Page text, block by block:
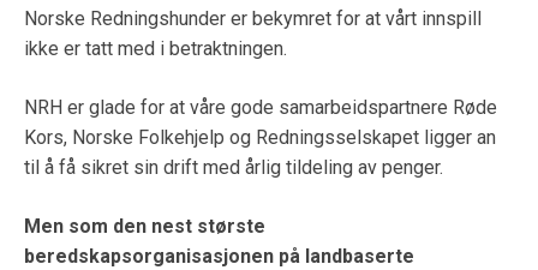
Norske Redningshunder er bekymret for at vårt innspill
ikke er tatt med i betraktningen.
NRH er glade for at våre gode samarbeidspartnere Røde
Kors, Norske Folkehjelp og Redningsselskapet ligger an
til å få sikret sin drift med årlig tildeling av penger.
Men som den nest største
beredskapsorganisasjonen på landbaserte